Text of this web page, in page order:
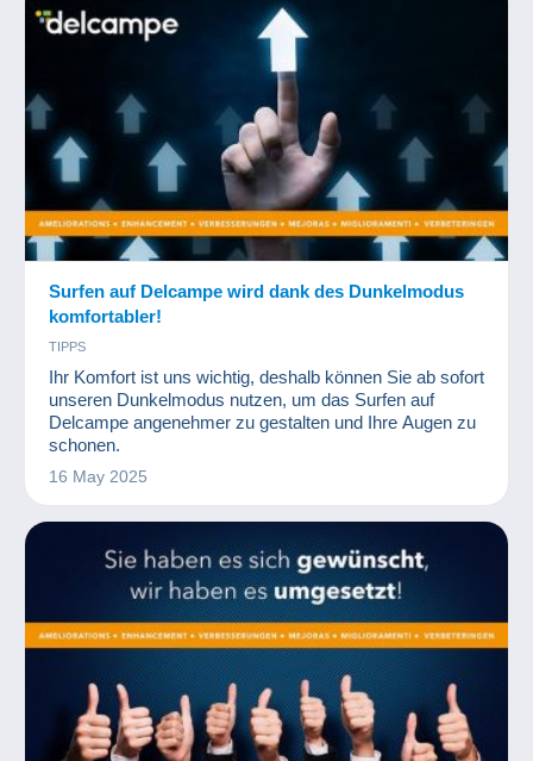
Surfen auf Delcampe wird dank des Dunkelmodus
komfortabler!
TIPPS
Ihr Komfort ist uns wichtig, deshalb können Sie ab sofort
unseren Dunkelmodus nutzen, um das Surfen auf
Delcampe angenehmer zu gestalten und Ihre Augen zu
schonen.
16 May 2025